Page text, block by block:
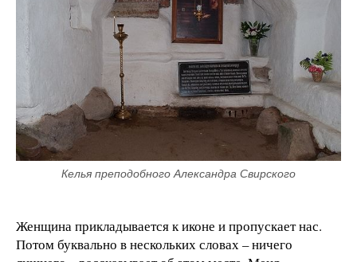
Келья преподобного Александра Свирского
Женщина прикладывается к иконе и пропускает нас.
Потом буквально в нескольких словах – ничего